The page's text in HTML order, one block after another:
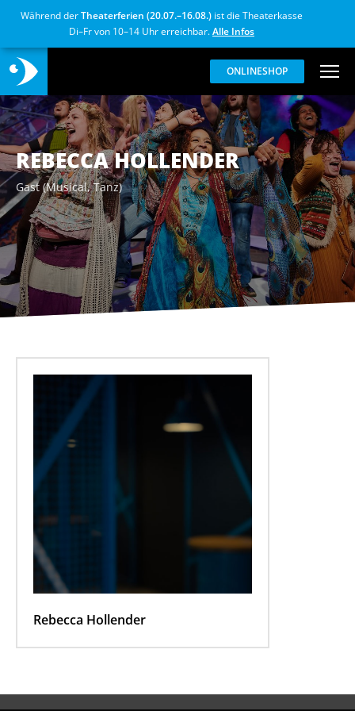
Während derTheaterferien (20.07.–16.08.) ist die Theaterkasse
Di–Fr von 10–14 Uhr erreichbar.Alle Infos
ONLINESHOP
REBECCA HOLLENDER
Gast (Musical, Tanz)
Rebecca Hollender